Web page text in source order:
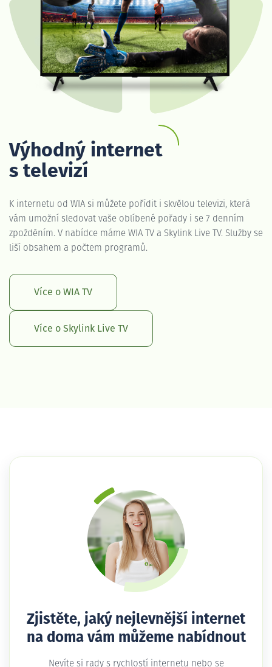
Výhodný internet
s televizí
K internetu od WIA si můžete pořídit i skvělou televizi, která
vám umožní sledovat vaše oblíbené pořady i se 7 denním
zpožděním. V nabídce máme WIA TV a Skylink Live TV. Služby se
liší obsahem a počtem programů.
Více o WIA TV
Více o Skylink Live TV
Zjistěte, jaký nejlevnější internet
na doma vám můžeme nabídnout
Nevíte si rady s rychlostí internetu nebo se